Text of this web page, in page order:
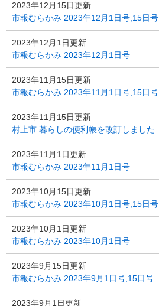
2023年12月15日更新
市報むらかみ 2023年12月1日号,15日号
2023年12月1日更新
市報むらかみ 2023年12月1日号
2023年11月15日更新
市報むらかみ 2023年11月1日号,15日号
2023年11月15日更新
村上市 暮らしの便利帳を改訂しました
2023年11月1日更新
市報むらかみ 2023年11月1日号
2023年10月15日更新
市報むらかみ 2023年10月1日号,15日号
2023年10月1日更新
市報むらかみ 2023年10月1日号
2023年9月15日更新
市報むらかみ 2023年9月1日号,15日号
2023年9月1日更新